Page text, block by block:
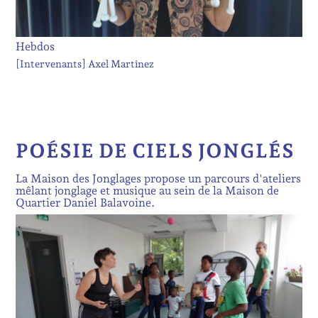
Hebdos
[Intervenants] Axel Martinez
POÉSIE DE CIELS JONGLÉS
La Maison des Jonglages propose un parcours d'ateliers
mêlant jonglage et musique au sein de la Maison de
Quartier Daniel Balavoine.